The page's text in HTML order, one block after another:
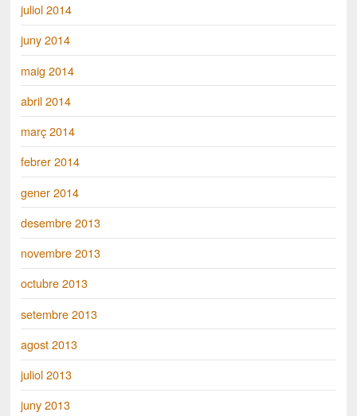
juliol 2014
juny 2014
maig 2014
abril 2014
març 2014
febrer 2014
gener 2014
desembre 2013
novembre 2013
octubre 2013
setembre 2013
agost 2013
juliol 2013
juny 2013